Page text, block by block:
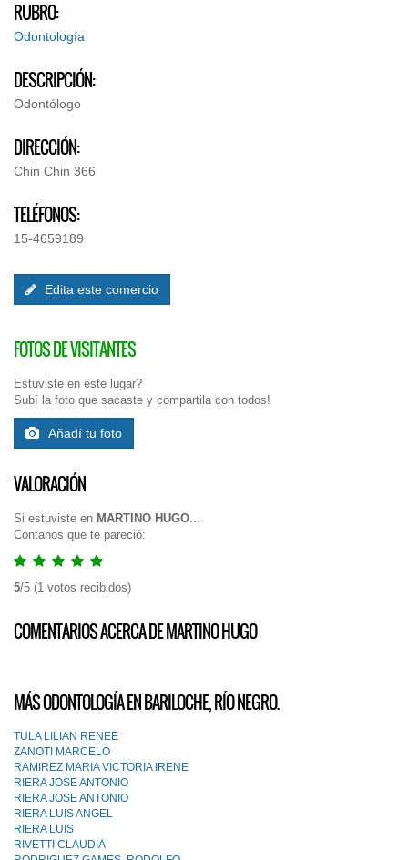
RUBRO:
Odontología
DESCRIPCIÓN:
Odontólogo
DIRECCIÓN:
Chin Chin 366
TELÉFONOS:
15-4659189
Edita este comercio
FOTOS DE VISITANTES
Estuviste en este lugar?
Subí la foto que sacaste y compartila con todos!
Añadí tu foto
VALORACIÓN
Si estuviste en MARTINO HUGO...
Contanos que te pareció:
5/5 (1 votos recibidos)
COMENTARIOS ACERCA DE MARTINO HUGO
MÁS ODONTOLOGÍA EN BARILOCHE, RÍO NEGRO.
TULA LILIAN RENEE
ZANOTI MARCELO
RAMIREZ MARIA VICTORIA IRENE
RIERA JOSE ANTONIO
RIERA JOSE ANTONIO
RIERA LUIS ANGEL
RIERA LUIS
RIVETTI CLAUDIA